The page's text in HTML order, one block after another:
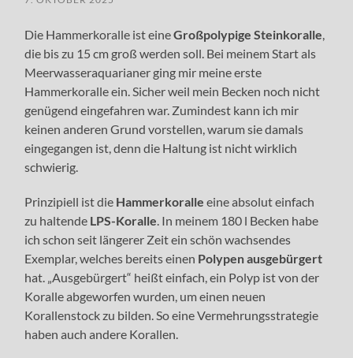
Die Hammerkoralle ist eineGroßpolypige Steinkoralle,
die bis zu 15 cm groß werden soll. Bei meinem Start als
Meerwasseraquarianer ging mir meine erste
Hammerkoralle ein. Sicher weil mein Becken noch nicht
genügend eingefahren war. Zumindest kann ich mir
keinen anderen Grund vorstellen, warum sie damals
eingegangen ist, denn die Haltung ist nicht wirklich
schwierig.
Prinzipiell ist die Hammerkoralle eine absolut einfach
zu haltende LPS-Koralle. In meinem 180 l Becken habe
ich schon seit längerer Zeit ein schön wachsendes
Exemplar, welches bereits einen Polypen ausgebürgert
hat. „Ausgebürgert“ heißt einfach, ein Polyp ist von der
Koralle abgeworfen wurden, um einen neuen
Korallenstock zu bilden. So eine Vermehrungsstrategie
haben auch andere Korallen.